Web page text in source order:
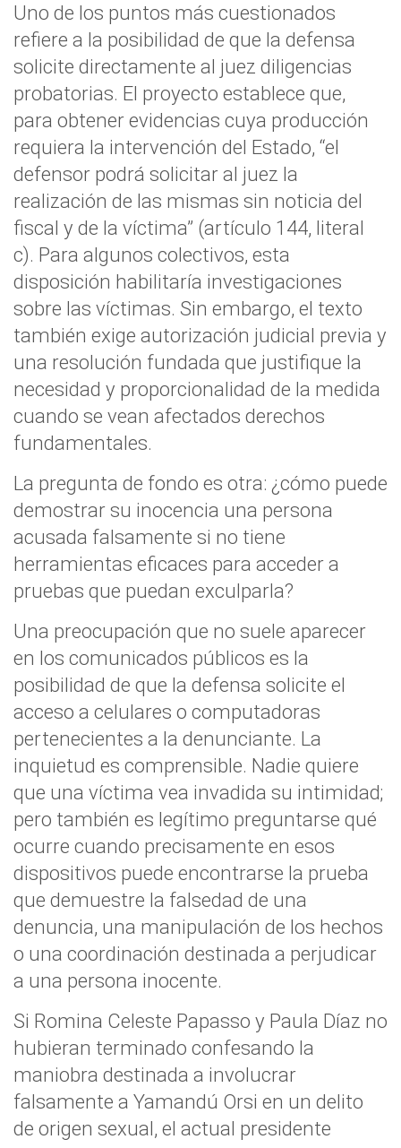
Uno de los puntos más cuestionados
refiere a la posibilidad de que la defensa
solicite directamente al juez diligencias
probatorias. El proyecto establece que,
para obtener evidencias cuya producción
requiera la intervención del Estado, “el
defensor podrá solicitar al juez la
realización de las mismas sin noticia del
fiscal y de la víctima” (artículo 144, literal
c). Para algunos colectivos, esta
disposición habilitaría investigaciones
sobre las víctimas. Sin embargo, el texto
también exige autorización judicial previa y
una resolución fundada que justifique la
necesidad y proporcionalidad de la medida
cuando se vean afectados derechos
fundamentales.
La pregunta de fondo es otra: ¿cómo puede
demostrar su inocencia una persona
acusada falsamente si no tiene
herramientas eficaces para acceder a
pruebas que puedan exculparla?
Una preocupación que no suele aparecer
en los comunicados públicos es la
posibilidad de que la defensa solicite el
acceso a celulares o computadoras
pertenecientes a la denunciante. La
inquietud es comprensible. Nadie quiere
que una víctima vea invadida su intimidad;
pero también es legítimo preguntarse qué
ocurre cuando precisamente en esos
dispositivos puede encontrarse la prueba
que demuestre la falsedad de una
denuncia, una manipulación de los hechos
o una coordinación destinada a perjudicar
a una persona inocente.
Si Romina Celeste Papasso y Paula Díaz no
hubieran terminado confesando la
maniobra destinada a involucrar
falsamente a Yamandú Orsi en un delito
de origen sexual, el actual presidente